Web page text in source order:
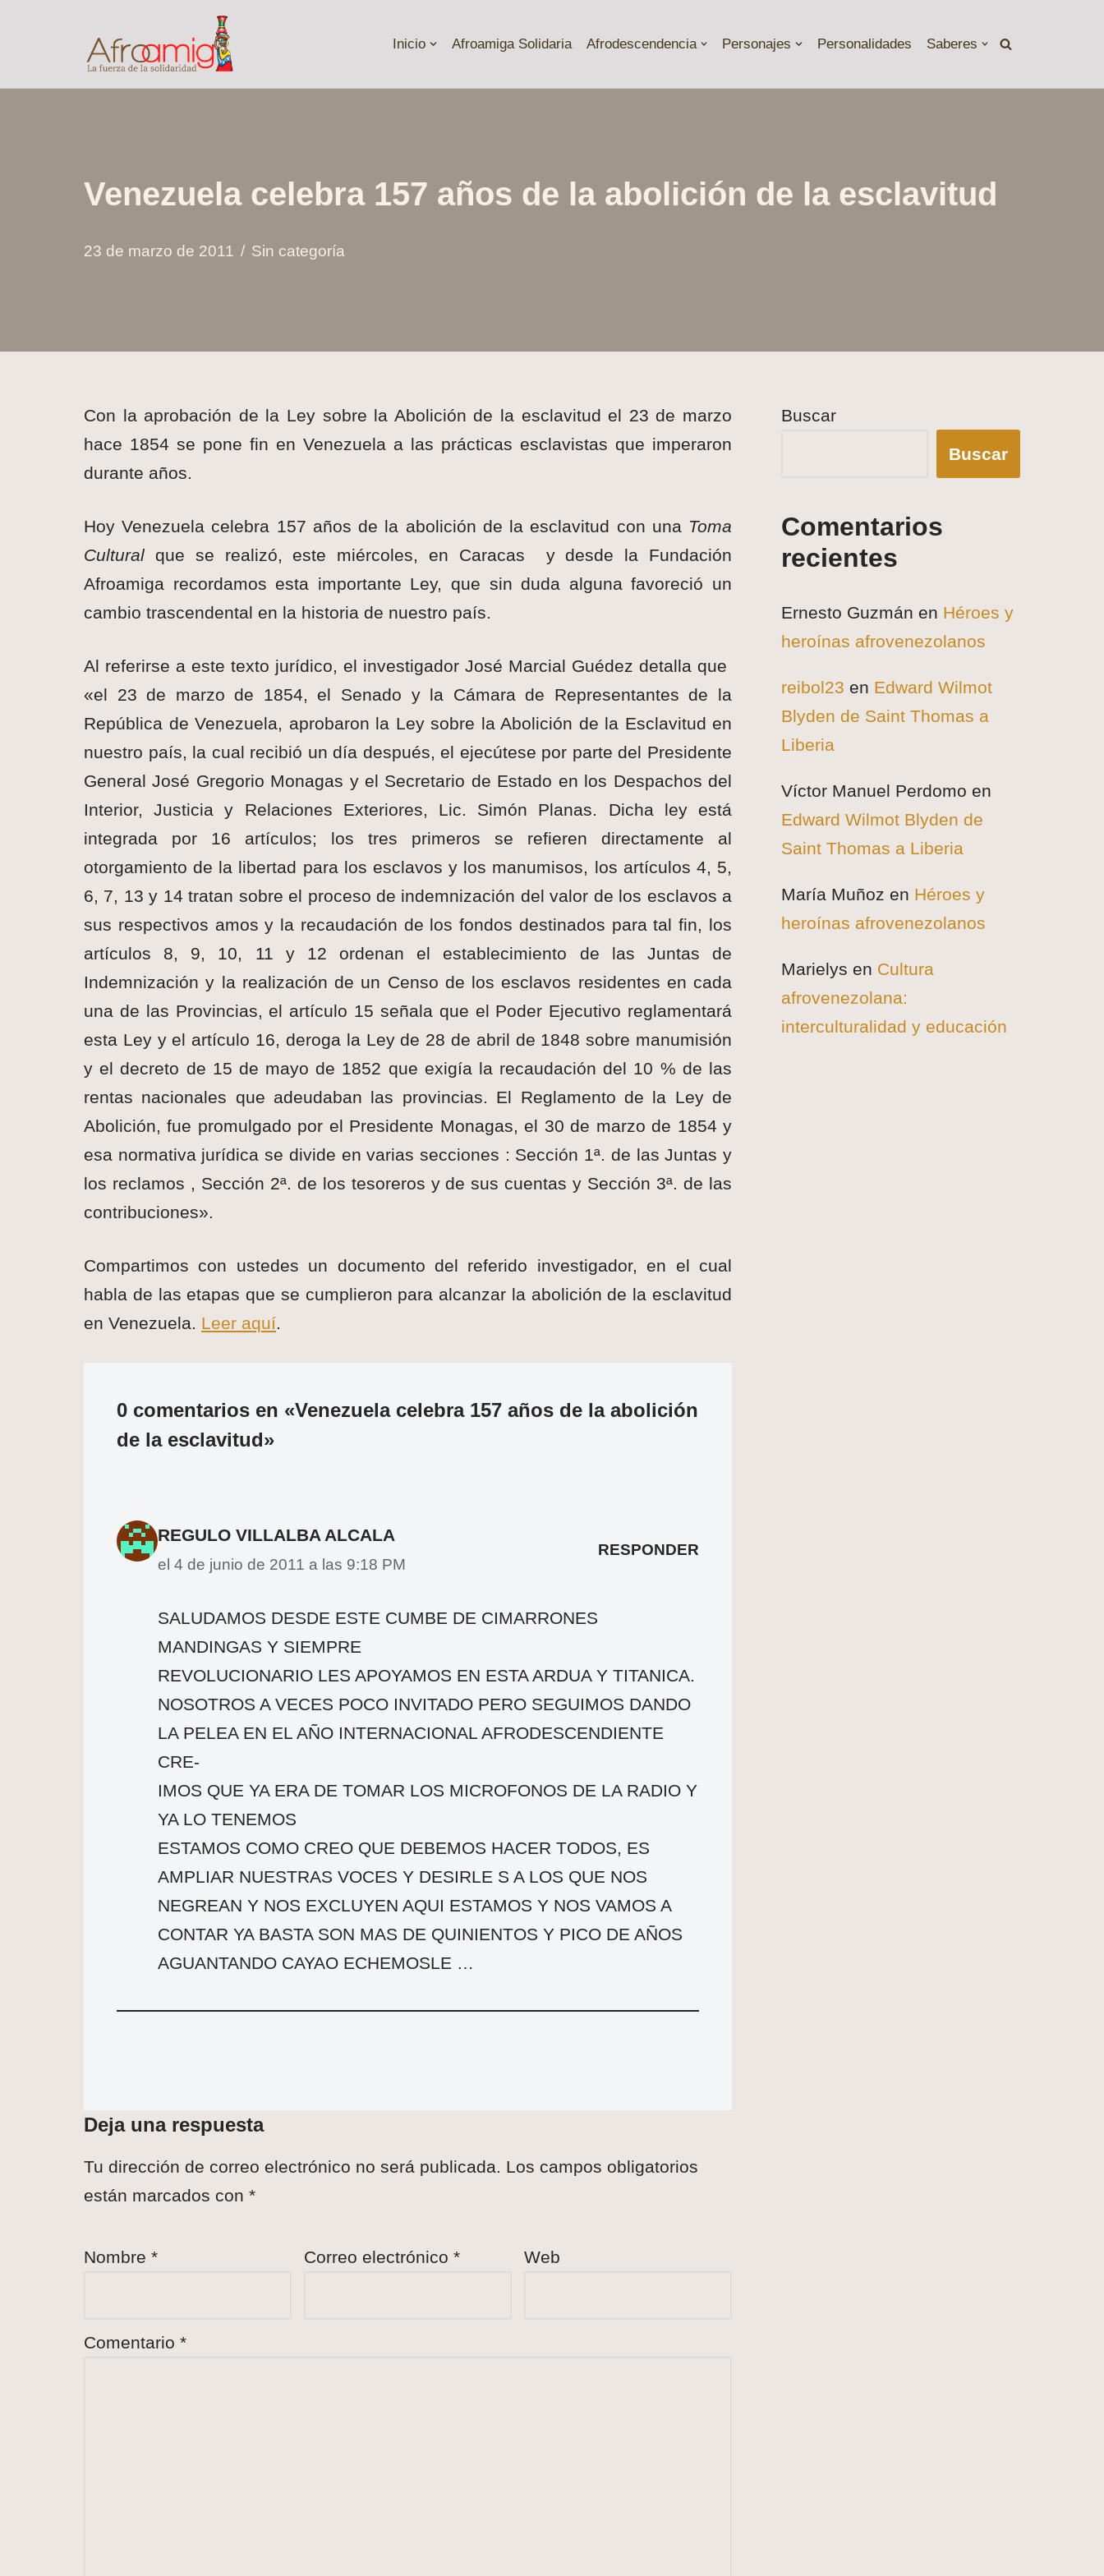
Inicio Afroamiga Solidaria Afrodescendencia Personajes Personalidades Saberes
Venezuela celebra 157 años de la abolición de la esclavitud
23 de marzo de 2011 Sin categoría
Con la aprobación de la Ley sobre la Abolición de la esclavitud el 23 de marzo
hace 1854 se pone fin en Venezuela a las prácticas esclavistas que imperaron
durante años.
Hoy Venezuela celebra 157 años de la abolición de la esclavitud con unaToma
Cultural que se realizó, este miércoles, en Caracas y desde la Fundación
Afroamiga recordamos esta importante Ley, que sin duda alguna favoreció un
cambio trascendental en la historia de nuestro país.
Al referirse a este texto jurídico, el investigador José Marcial Guédez detalla que
«el 23 de marzo de 1854, el Senado y la Cámara de Representantes de la
República de Venezuela, aprobaron la Ley sobre la Abolición de la Esclavitud en
nuestro país, la cual recibió un día después, el ejecútese por parte del Presidente
General José Gregorio Monagas y el Secretario de Estado en los Despachos del
Interior, Justicia y Relaciones Exteriores, Lic. Simón Planas. Dicha ley está
integrada por 16 artículos; los tres primeros se refieren directamente al
otorgamiento de la libertad para los esclavos y los manumisos, los artículos 4, 5,
6, 7, 13 y 14 tratan sobre el proceso de indemnización del valor de los esclavos a
sus respectivos amos y la recaudación de los fondos destinados para tal fin, los
artículos 8, 9, 10, 11 y 12 ordenan el establecimiento de las Juntas de
Indemnización y la realización de un Censo de los esclavos residentes en cada
una de las Provincias, el artículo 15 señala que el Poder Ejecutivo reglamentará
esta Ley y el artículo 16, deroga la Ley de 28 de abril de 1848 sobre manumisión
y el decreto de 15 de mayo de 1852 que exigía la recaudación del 10 % de las
rentas nacionales que adeudaban las provincias. El Reglamento de la Ley de
Abolición, fue promulgado por el Presidente Monagas, el 30 de marzo de 1854 y
esa normativa jurídica se divide en varias secciones : Sección 1ª. de las Juntas y
los reclamos , Sección 2ª. de los tesoreros y de sus cuentas y Sección 3ª. de las
contribuciones».
Compartimos con ustedes un documento del referido investigador, en el cual
habla de las etapas que se cumplieron para alcanzar la abolición de la esclavitud
en Venezuela. Leer aquí.
0 comentarios en «Venezuela celebra 157 años de la abolición
de la esclavitud»
REGULO VILLALBA ALCALA
el 4 de junio de 2011 a las 9:18 PM
RESPONDER
SALUDAMOS DESDE ESTE CUMBE DE CIMARRONES
MANDINGAS Y SIEMPRE
REVOLUCIONARIO LES APOYAMOS EN ESTA ARDUA Y TITANICA.
NOSOTROS A VECES POCO INVITADO PERO SEGUIMOS DANDO
LA PELEA EN EL AÑO INTERNACIONAL AFRODESCENDIENTE
CRE-
IMOS QUE YA ERA DE TOMAR LOS MICROFONOS DE LA RADIO Y
YA LO TENEMOS
ESTAMOS COMO CREO QUE DEBEMOS HACER TODOS, ES
AMPLIAR NUESTRAS VOCES Y DESIRLE S A LOS QUE NOS
NEGREAN Y NOS EXCLUYEN AQUI ESTAMOS Y NOS VAMOS A
CONTAR YA BASTA SON MAS DE QUINIENTOS Y PICO DE AÑOS
AGUANTANDO CAYAO ECHEMOSLE …
Deja una respuesta
Tu dirección de correo electrónico no será publicada. Los campos obligatorios
están marcados con *
Nombre * Correo electrónico * Web
Comentario *
Buscar
Buscar
Comentarios
recientes
Ernesto Guzmán en Héroes y
heroínas afrovenezolanos
reibol23 en Edward Wilmot
Blyden de Saint Thomas a
Liberia
Víctor Manuel Perdomo en
Edward Wilmot Blyden de
Saint Thomas a Liberia
María Muñoz en Héroes y
heroínas afrovenezolanos
Marielys en Cultura
afrovenezolana:
interculturalidad y educación